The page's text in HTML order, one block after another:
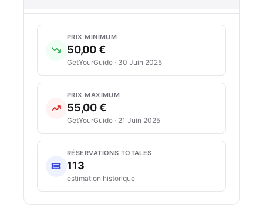
PRIX MINIMUM
50,00 €
GetYourGuide · 30 Juin 2025
PRIX MAXIMUM
55,00 €
GetYourGuide · 21 Juin 2025
RÉSERVATIONS TOTALES
113
estimation historique